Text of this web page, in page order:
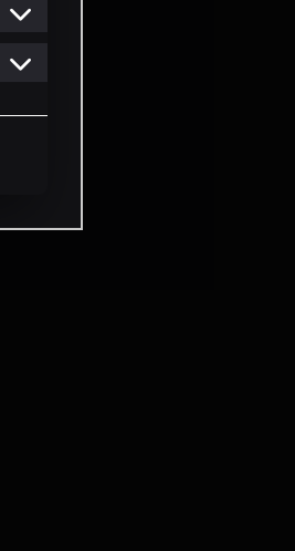
cookies de Personalizacion